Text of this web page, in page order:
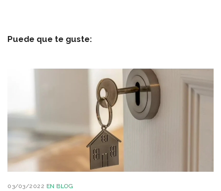
Puede que te guste:
03/03/2022 EN BLOG